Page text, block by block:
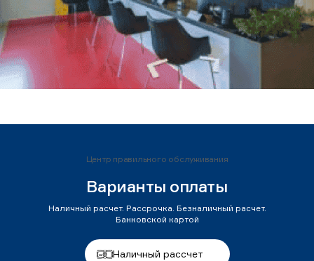
Центр правильного обслуживания
Варианты оплаты
Наличный расчет. Рассрочка. Безналичный расчет.
Банковской картой
Наличный рассчет